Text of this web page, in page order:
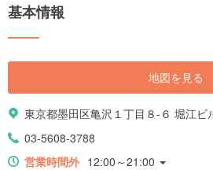
基本情報
地図を見る
東京都墨田区亀沢１丁目８-６ 堀江ビ
03-5608-3788
営業時間外 12:00～21:00